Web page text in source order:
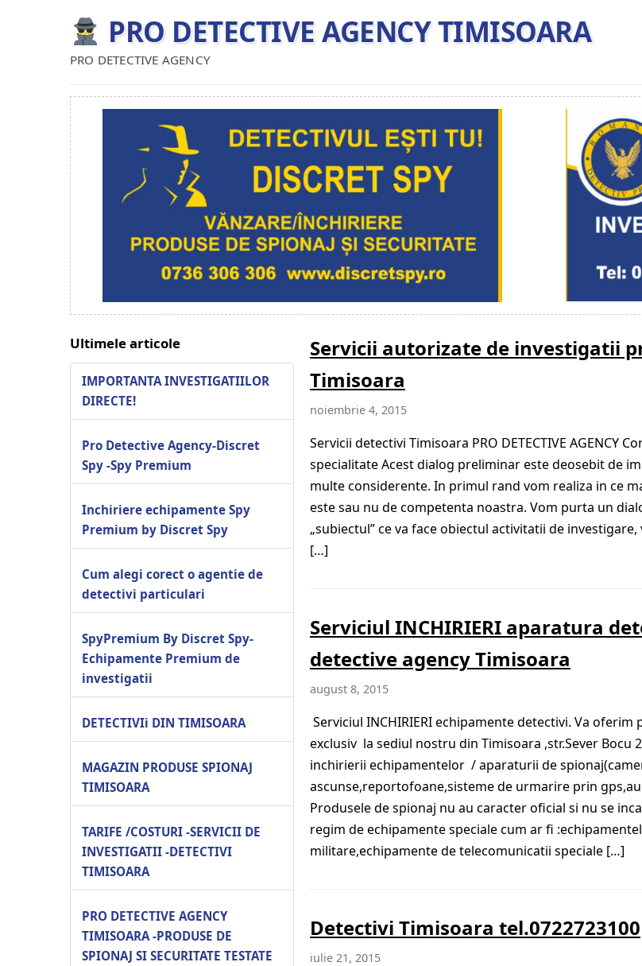
PRO DETECTIVE AGENCY TIMISOARA
PRO DETECTIVE AGENCY
Ultimele articole
IMPORTANTA INVESTIGATIILOR
DIRECTE!
Pro Detective Agency-Discret
Spy -Spy Premium
Inchiriere echipamente Spy
Premium by Discret Spy
Cum alegi corect o agentie de
detectivi particulari
SpyPremium By Discret Spy-
Echipamente Premium de
investigatii
DETECTIVIi DIN TIMISOARA
MAGAZIN PRODUSE SPIONAJ
TIMISOARA
TARIFE /COSTURI -SERVICII DE
INVESTIGATII -DETECTIVI
TIMISOARA
PRO DETECTIVE AGENCY
TIMISOARA -PRODUSE DE
SPIONAJ SI SECURITATE TESTATE
Servicii autorizate de investigatii
Timisoara
noiembrie 4, 2015
Servicii detectivi Timisoara PRO DETECTIVE AGENCY
specialitate Acest dialog preliminar este deosebit de
multe considerente. In primul rand vom realiza in ce
este sau nu de competenta noastra. Vom purta un
„subiectul” ce va face obiectul activitatii de
[…]
Serviciul INCHIRIERI aparatura
detective agency Timisoara
august 8, 2015
Serviciul INCHIRIERI echipamente detectivi. Va oferim
exclusiv la sediul nostru din Timisoara ,str.Sever Bocu
inchirierii echipamentelor / aparaturii de
ascunse,reportofoane,sisteme de urmarire prin
Produsele de spionaj nu au caracter oficial si nu se
regim de echipamente speciale cum ar fi
militare,echipamente de telecomunicatii speciale […]
Detectivi Timisoara tel.0722723100
iulie 21, 2015